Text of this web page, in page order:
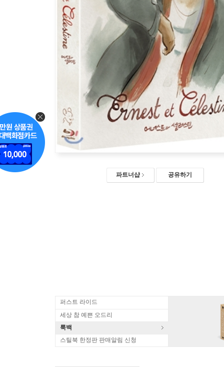
파트너샵 공유하기
퍼스트 라이드
세상 참 예쁜 오드리
룩백
스틸북 한정판 판매알림 신청